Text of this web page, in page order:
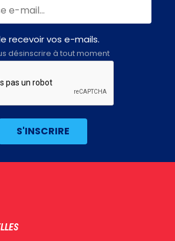
recevoir vos e-mails.
désinscrire à tout moment